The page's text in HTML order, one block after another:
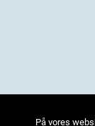
På vores